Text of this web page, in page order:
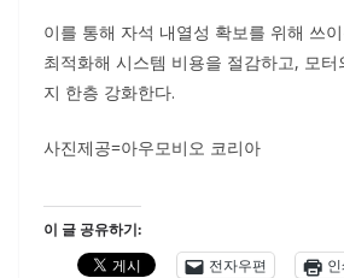
이를 통해 자석 내열성 확보를 위해 쓰
최적화해 시스템 비용을 절감하고, 모
지 한층 강화한다.
사진제공=아우모비오 코리아
이 글 공유하기:
전자우편